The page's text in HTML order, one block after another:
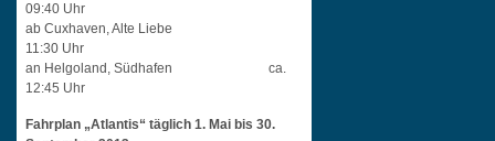
09:40 Uhr
ab Cuxhaven, Alte Liebe
11:30 Uhr
an Helgoland, Südhafen ca.
12:45 Uhr
Fahrplan „Atlantis“ täglich 1. Mai bis 30.